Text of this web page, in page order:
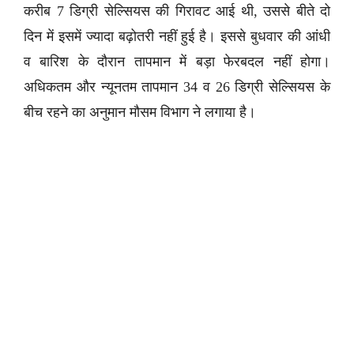
करीब 7 डिग्री सेल्सियस की गिरावट आई थी, उससे बीते दो
दिन में इसमें ज्यादा बढ़ोतरी नहीं हुई है। इससे बुधवार की आंधी
व बारिश के दौरान तापमान में बड़ा फेरबदल नहीं होगा।
अधिकतम और न्यूनतम तापमान 34 व 26 डिग्री सेल्सियस के
बीच रहने का अनुमान मौसम विभाग ने लगाया है।